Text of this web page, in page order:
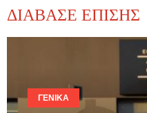
ΔΙΑΒΑΣΕ ΕΠΙΣΗΣ
ΓΕΝΙΚΆ